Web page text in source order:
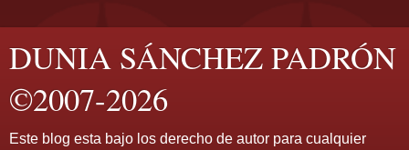
DUNIA SÁNCHEZ PADRÓN
©2007-2026
Este blog esta bajo los derecho de autor para cualquier